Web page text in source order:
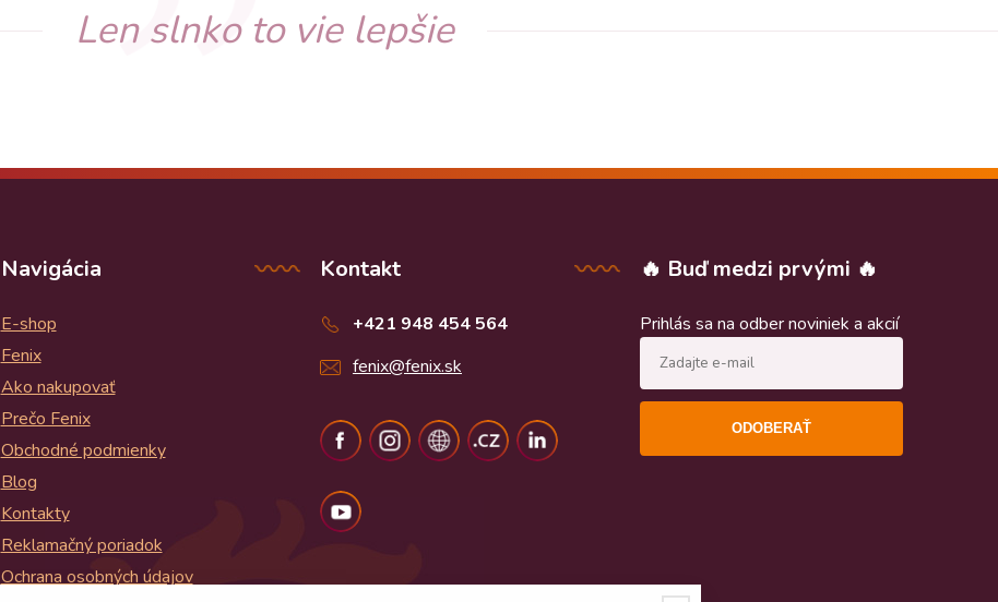
Len slnko to vie lepšie
Navigácia
E-shop
Fenix
Ako nakupovať
Prečo Fenix
Obchodné podmienky
Blog
Kontakty
Reklamačný poriadok
Ochrana osobných údajov
Kontakt
+421 948 454 564
fenix@fenix.sk
🔥 Buď medzi prvými 🔥
Prihlás sa na odber noviniek a akcií
ODOBERAŤ